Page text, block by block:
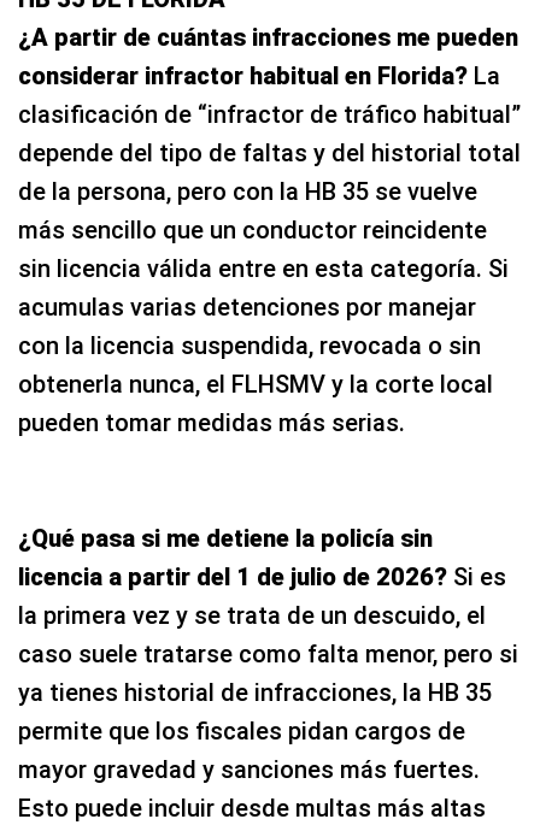
¿A partir de cuántas infracciones me pueden
considerar infractor habitual en Florida? La
clasificación de “infractor de tráfico habitual”
depende del tipo de faltas y del historial total
de la persona, pero con la HB 35 se vuelve
más sencillo que un conductor reincidente
sin licencia válida entre en esta categoría. Si
acumulas varias detenciones por manejar
con la licencia suspendida, revocada o sin
obtenerla nunca, el FLHSMV y la corte local
pueden tomar medidas más serias.
¿Qué pasa si me detiene la policía sin
licencia a partir del 1 de julio de 2026? Si es
la primera vez y se trata de un descuido, el
caso suele tratarse como falta menor, pero si
ya tienes historial de infracciones, la HB 35
permite que los fiscales pidan cargos de
mayor gravedad y sanciones más fuertes.
Esto puede incluir desde multas más altas